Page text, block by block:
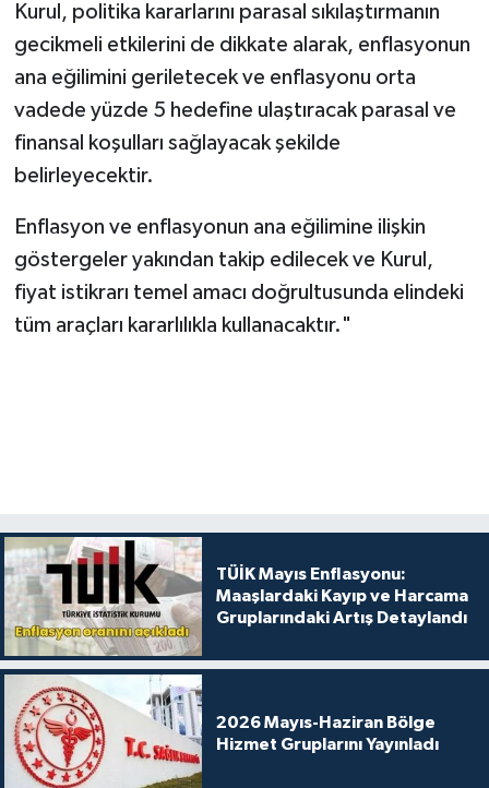
Kurul, politika kararlarını parasal sıkılaştırmanın
gecikmeli etkilerini de dikkate alarak, enflasyonun
ana eğilimini geriletecek ve enflasyonu orta
vadede yüzde 5 hedefine ulaştıracak parasal ve
finansal koşulları sağlayacak şekilde
belirleyecektir.
Enflasyon ve enflasyonun ana eğilimine ilişkin
göstergeler yakından takip edilecek ve Kurul,
fiyat istikrarı temel amacı doğrultusunda elindeki
tüm araçları kararlılıkla kullanacaktır."
TÜİK Mayıs Enflasyonu:
Maaşlardaki Kayıp ve Harcama
Gruplarındaki Artış Detaylandı
2026 Mayıs-Haziran Bölge
Hizmet Gruplarını Yayınladı